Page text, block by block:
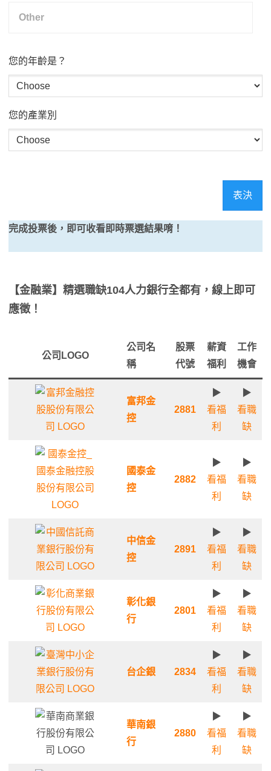
您的年齡是？
您的產業別
表決
完成投票後，即可收看即時票選結果唷！
【金融業】精選職缺104人力銀行全都有，線上即可
應徵！
公司LOGO
公司名
稱
股票
代號
薪資
福利
工作
機會
富邦金
控
2881
▶
看福
利
▶
看職
缺
國泰金
控
2882
▶
看福
利
▶
看職
缺
中信金
控
2891
▶
看福
利
▶
看職
缺
彰化銀
行
2801
▶
看福
利
▶
看職
缺
台企銀 2834
▶
看福
利
▶
看職
缺
華南銀
行
2880
▶
看福
利
▶
看職
缺